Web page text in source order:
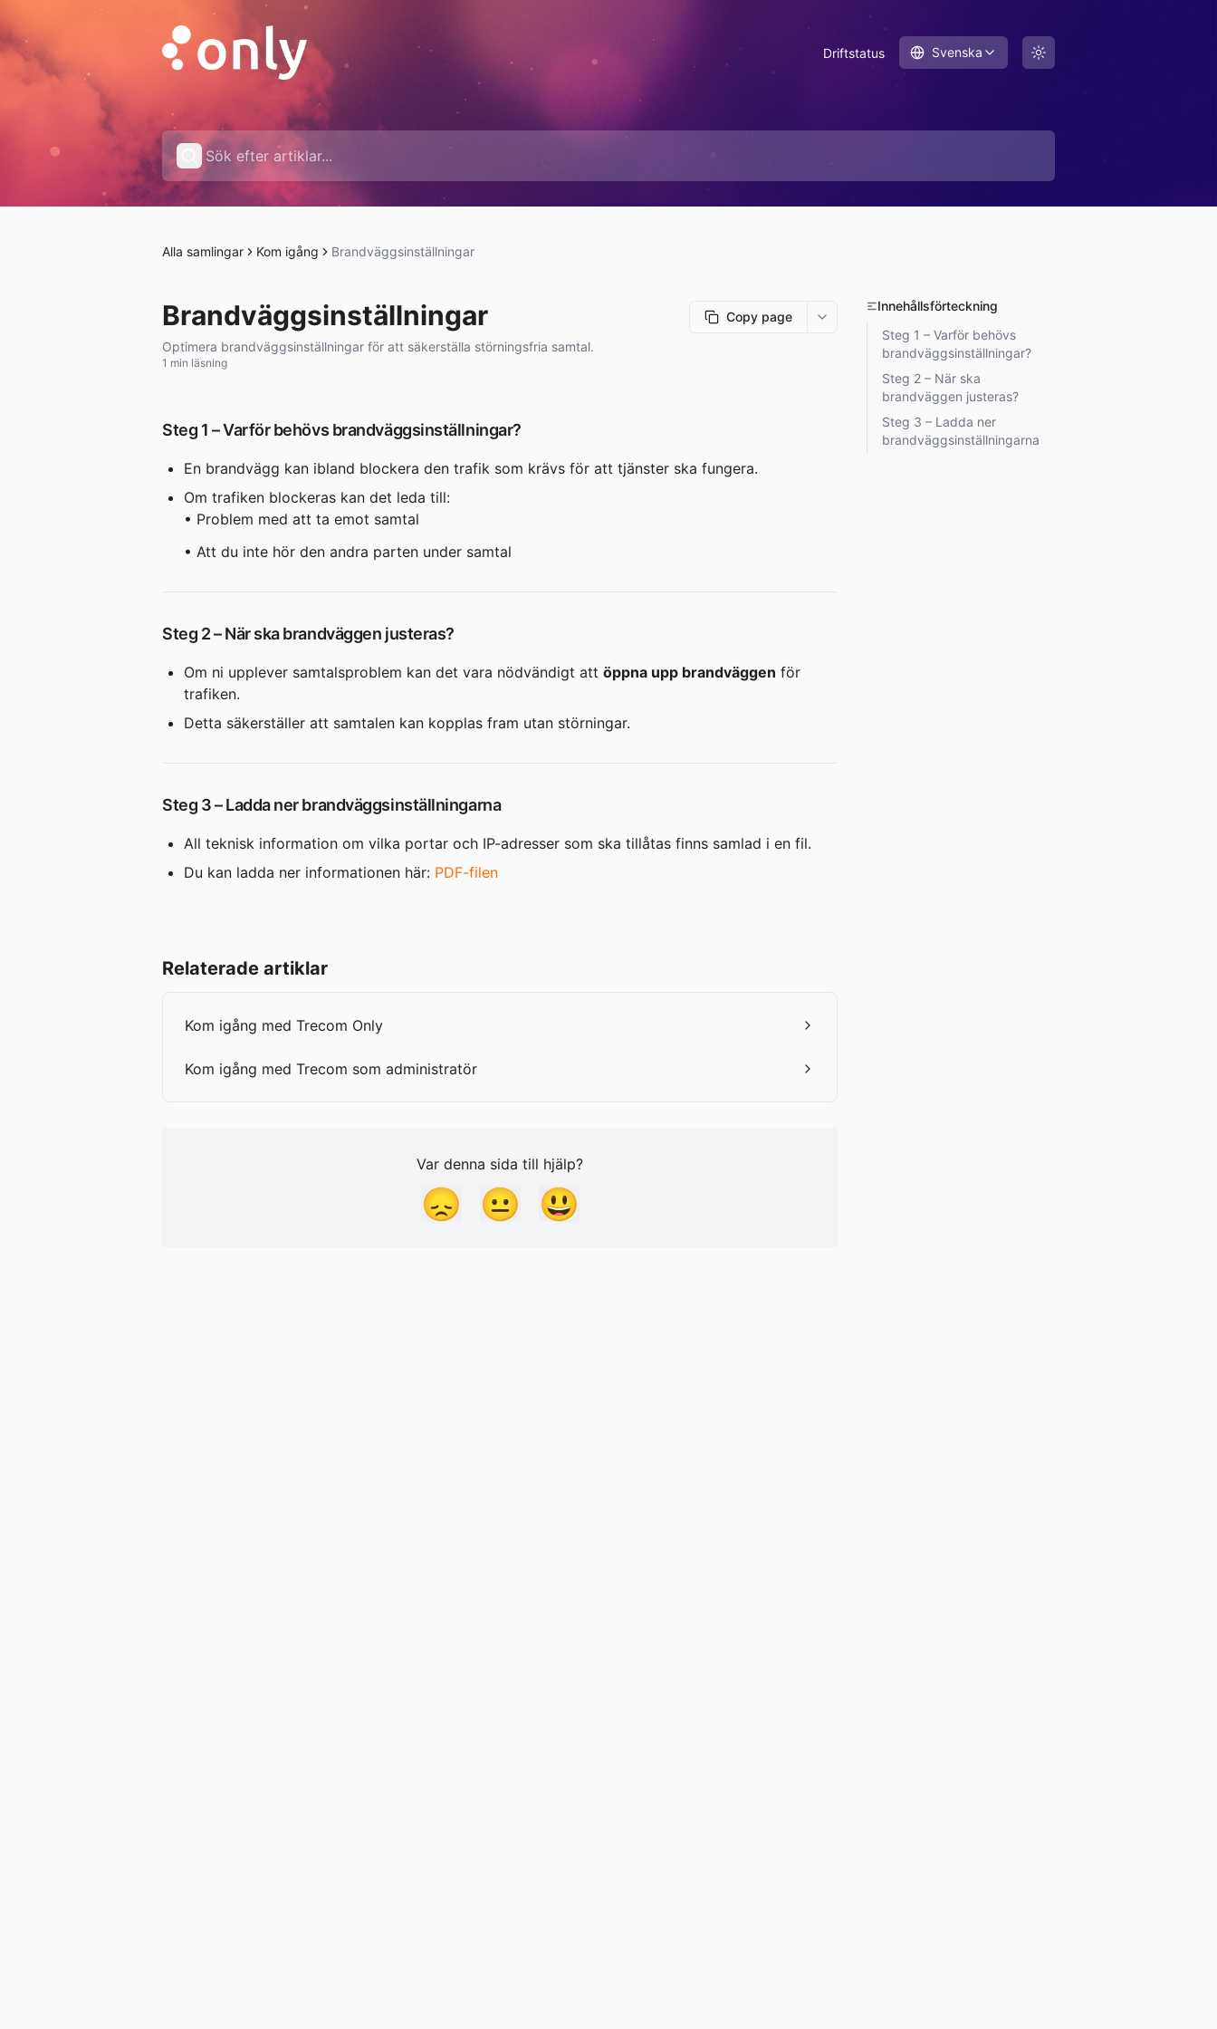
Driftstatus Svenska
Alla samlingar Kom igång Brandväggsinställningar
Brandväggsinställningar Copy page
More options
Optimera brandväggsinställningar för att säkerställa störningsfria samtal.
1 min läsning
Steg 1 – Varför behövs brandväggsinställningar?
En brandvägg kan ibland blockera den trafik som krävs för att tjänster ska fungera.
Om trafiken blockeras kan det leda till:
• Problem med att ta emot samtal
• Att du inte hör den andra parten under samtal
Steg 2 – När ska brandväggen justeras?
Om ni upplever samtalsproblem kan det vara nödvändigt att öppna upp brandväggen för
trafiken.
Detta säkerställer att samtalen kan kopplas fram utan störningar.
Steg 3 – Ladda ner brandväggsinställningarna
All teknisk information om vilka portar och IP-adresser som ska tillåtas finns samlad i en fil.
Du kan ladda ner informationen här: PDF-filen
Relaterade artiklar
Kom igång med Trecom Only
Kom igång med Trecom som administratör
Var denna sida till hjälp?
😞 😐 😃
Innehållsförteckning
Steg 1 – Varför behövs
brandväggsinställningar?
Steg 2 – När ska
brandväggen justeras?
Steg 3 – Ladda ner
brandväggsinställningarna